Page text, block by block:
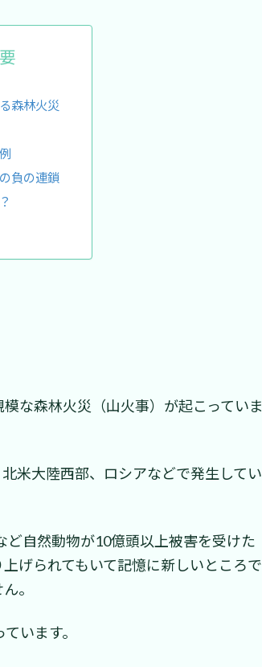
森林火災
負の連鎖
な森林火災（山火事）が起こっていま
米大陸西部、ロシアなどで発生してい
自然動物が10億頭以上被害を受けた
げられてもいて記憶に新しいところで
。
います。